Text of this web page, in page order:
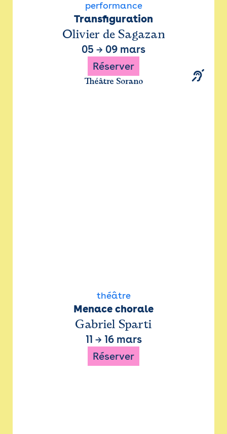
performance
Transfiguration
Olivier de Sagazan
05 → 09 mars
Réserver
Théâtre Sorano
théâtre
Menace chorale
Gabriel Sparti
11 → 16 mars
Réserver